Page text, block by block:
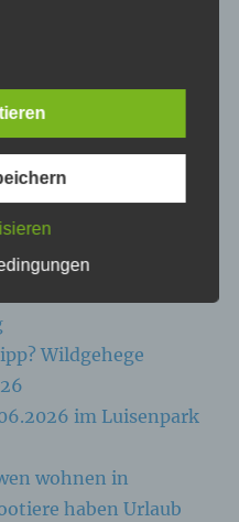
im Wildpark
Wildgehege
im Luisenpark
wohnen in
haben Urlaub
Daten
sind alle
eine identifizierte
beziehen. Als
Person
indirekt,
zu einer
zu einer
einem oder mehreren
Ausdruck der
genetischen,
kulturellen oder
Person